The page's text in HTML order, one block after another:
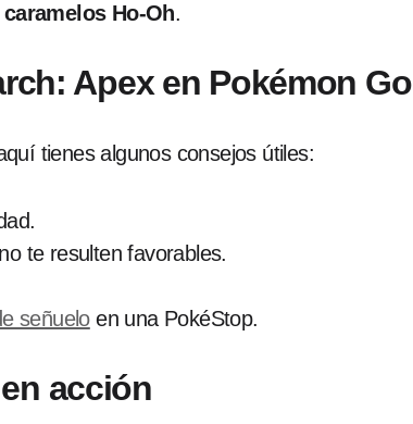
caramelos Ho-Oh.
Apex en Pokémon Go
tienes algunos consejos útiles:
te resulten favorables.
señueloen una PokéStop.
acción